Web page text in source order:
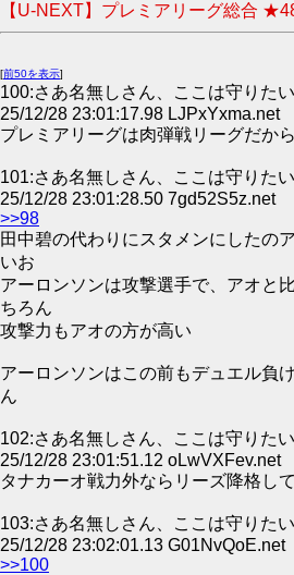
【U-NEXT】プレミアリーグ総合
[前50を表示]
100:さあ名無しさん、ここは守りたい
25/12/28 23:01:17.98 LJPxYxma.net
プレミアリーグは肉弾戦リーグだから
101:さあ名無しさん、ここは守りたい
25/12/28 23:01:28.50 7gd52S5z.net
>>98
田中碧の代わりにスタメンにしたの
いお
アーロンソンは攻撃選手で、アオと
ちろん
攻撃力もアオの方が高い
アーロンソンはこの前もデュエル負
ん
102:さあ名無しさん、ここは守りたい
25/12/28 23:01:51.12 oLwVXFev.net
タナカーオ戦力外ならリーズ降格し
103:さあ名無しさん、ここは守りたい
25/12/28 23:02:01.13 G01NvQoE.net
>>100